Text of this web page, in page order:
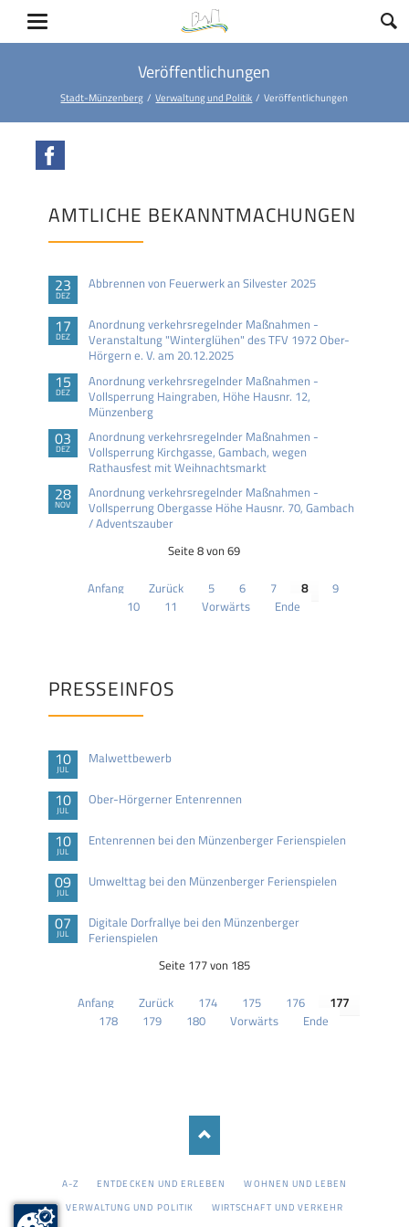
Veröffentlichungen
Stadt-Münzenberg Verwaltung und Politik Veröffentlichungen
AMTLICHE BEKANNTMACHUNGEN
23
DEZ
Abbrennen von Feuerwerk an Silvester 2025
17
DEZ
Anordnung verkehrsregelnder Maßnahmen -
Veranstaltung "Winterglühen" des TFV 1972 Ober-
Hörgern e. V. am 20.12.2025
15
DEZ
Anordnung verkehrsregelnder Maßnahmen -
Vollsperrung Haingraben, Höhe Hausnr. 12,
Münzenberg
03
DEZ
Anordnung verkehrsregelnder Maßnahmen -
Vollsperrung Kirchgasse, Gambach, wegen
Rathausfest mit Weihnachtsmarkt
28
NOV
Anordnung verkehrsregelnder Maßnahmen -
Vollsperrung Obergasse Höhe Hausnr. 70, Gambach
/ Adventszauber
Seite 8 von 69
Anfang Zurück 5 6 7 8
9
10
11 Vorwärts Ende
PRESSEINFOS
10
JUL
Malwettbewerb
10
JUL
Ober-Hörgerner Entenrennen
10
JUL
Entenrennen bei den Münzenberger Ferienspielen
09
JUL
Umwelttag bei den Münzenberger Ferienspielen
07
JUL
Digitale Dorfrallye bei den Münzenberger
Ferienspielen
Seite 177 von 185
Anfang Zurück 174 175 176
177
178
179 180 Vorwärts Ende
NAVIGATION
A-Z ENTDECKEN UND ERLEBEN
WOHNEN UND LEBEN
VERWALTUNG UND POLITIK
WIRTSCHAFT UND VERKEHR